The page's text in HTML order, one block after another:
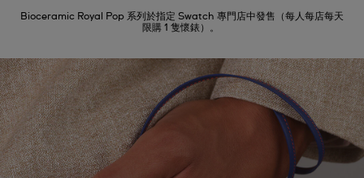
Bioceramic Royal Pop 系列於指定 Swatch 專門店中發售（每人每店每天
限購 1 隻懷錶）。